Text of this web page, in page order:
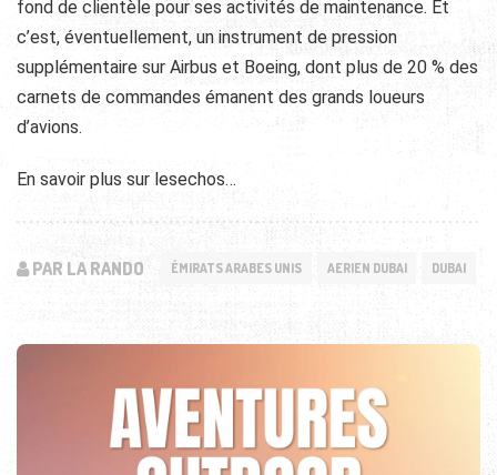
fond de clientèle pour ses activités de maintenance. Et
c’est, éventuellement, un instrument de pression
supplémentaire sur Airbus et Boeing, dont plus de 20 % des
carnets de commandes émanent des grands loueurs
d’avions.
En savoir plus sur lesechos…
PAR LA RANDO ÉMIRATS ARABES UNIS AERIEN DUBAI DUBAI